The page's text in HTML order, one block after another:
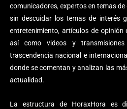
comunicadores, expertos en temas
sin descuidar los temas de interés
entretenimiento, artículos de opinión
así como videos y
trascendencia nacional e
donde se comentan y analizan las
actualidad.
La estructura de HoraxHora es